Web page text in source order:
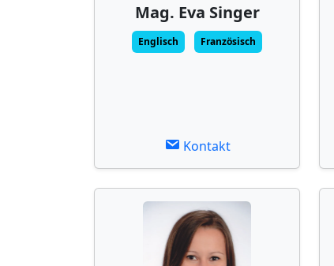
Mag. Eva Singer
Englisch Französisch
Kontakt